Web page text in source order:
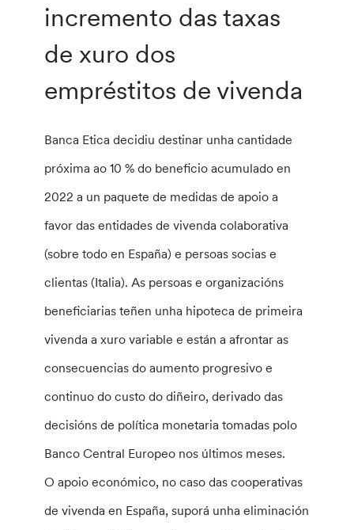
incremento das taxas
de xuro dos
empréstitos de vivenda
Banca Etica decidiu destinar unha cantidade
próxima ao 10 % do beneficio acumulado en
2022 a un paquete de medidas de apoio a
favor das entidades de vivenda colaborativa
(sobre todo en España) e persoas socias e
clientas (Italia). As persoas e organizacións
beneficiarias teñen unha hipoteca de primeira
vivenda a xuro variable e están a afrontar as
consecuencias do aumento progresivo e
continuo do custo do diñeiro, derivado das
decisións de política monetaria tomadas polo
Banco Central Europeo nos últimos meses.
O apoio económico, no caso das cooperativas
de vivenda en España, suporá unha eliminación